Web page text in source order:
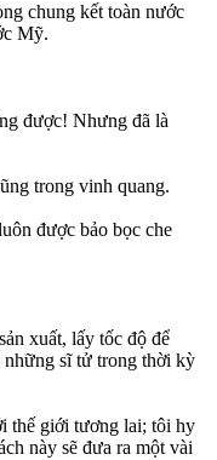
chung kết toàn nước
Mỹ.
được! Nhưng đã là
trong vinh quang.
được bảo bọc che
xuất, lấy tốc độ để
những sĩ tử trong thời kỳ
thế giới tương lai; tôi hy
này sẽ đưa ra một vài